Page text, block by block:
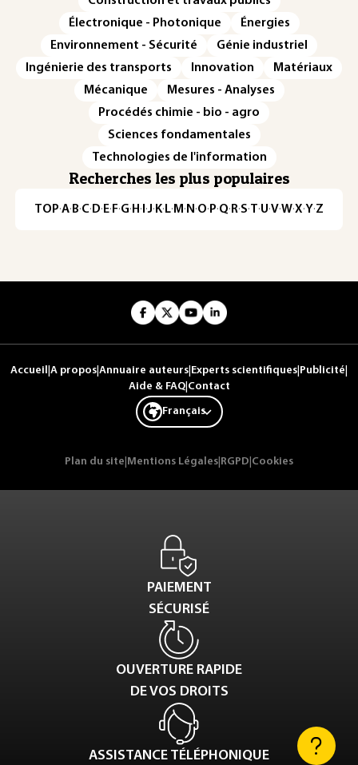
Électronique - Photonique
Énergies
Environnement - Sécurité
Génie industriel
Ingénierie des transports
Innovation
Matériaux
Mécanique
Mesures - Analyses
Procédés chimie - bio - agro
Sciences fondamentales
Technologies de l'information
Recherches les plus populaires
TOP·A·B·C· D· E· F·G· H · ·J· K· L· M · N ·O· P·Q· R·S·T·U·V·W·X·Y·Z
Accueil A propos Annuaire auteurs Experts scientifiques Publicité
Aide & FAQ| Contact
Français
Plan du site Mentions Légales RGPD Cookies
PAIEMENT
SÉCURISÉ
OUVERTURE RAPIDE
DE VOS DROITS
ASSISTANCE TÉLÉPHONIQUE